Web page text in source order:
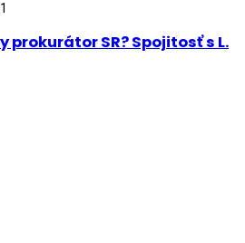
prokurátor SR? Spojitosť s L.